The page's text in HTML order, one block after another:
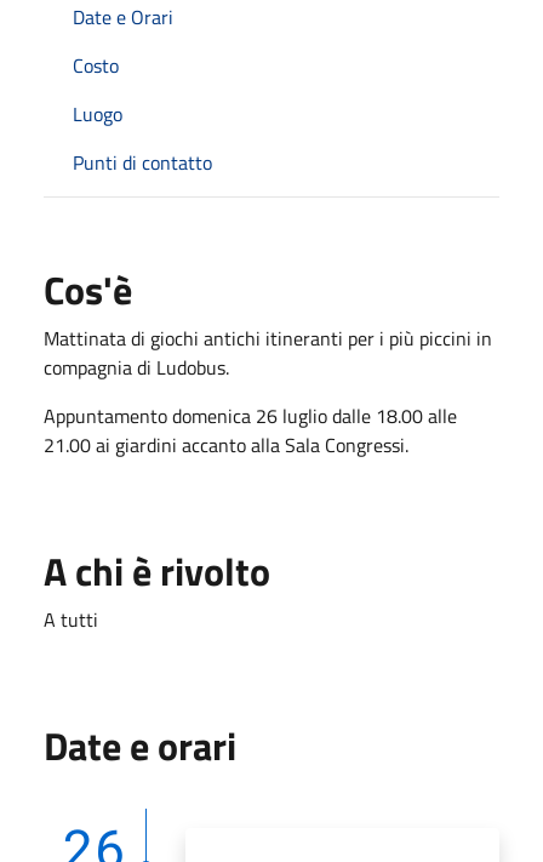
Date e Orari
Costo
Luogo
Punti di contatto
Cos'è
Mattinata di giochi antichi itineranti per i più piccini in
compagnia di Ludobus.
Appuntamento domenica 26 luglio dalle 18.00 alle
21.00 ai giardini accanto alla Sala Congressi.
A chi è rivolto
A tutti
Date e orari
26